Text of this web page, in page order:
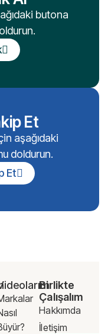
butona
Et
aşağıdaki
doldurun.
Et
Birlikte
Çalışalım
Hakkımda
İletişim